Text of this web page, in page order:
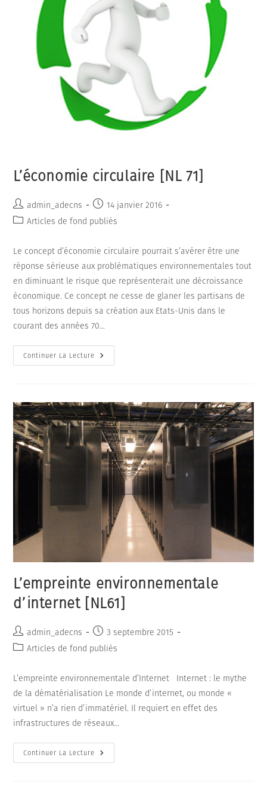
L’économie circulaire [NL 71]
Auteur/autrice
de
admin_adecns
Publication
publiée :
14 janvier 2016
PostArticles de fond publiés
Le concept d’économie circulaire pourrait s’avérer être une
réponse sérieuse aux problématiques environnementales tout
en diminuant le risque que représenterait une décroissance
économique. Ce concept ne cesse de glaner les partisans de
tous horizons depuis sa création aux Etats-Unis dans le
courant des années 70...
Continuer La Lecture
L’économie
Circulaire
L’empreinte environnementale
d’internet [NL61]
Auteur/autrice
de
admin_adecns
Publication
publiée :
3 septembre 2015
PostArticles de fond publiés
L’empreinte environnementale d’Internet Internet : le mythe
de la dématérialisation Le monde d’internet, ou monde «
virtuel » n’a rien d’immatériel. Il requiert en effet des
infrastructures de réseaux…
Continuer La Lecture
L’empreinte
Environnementale